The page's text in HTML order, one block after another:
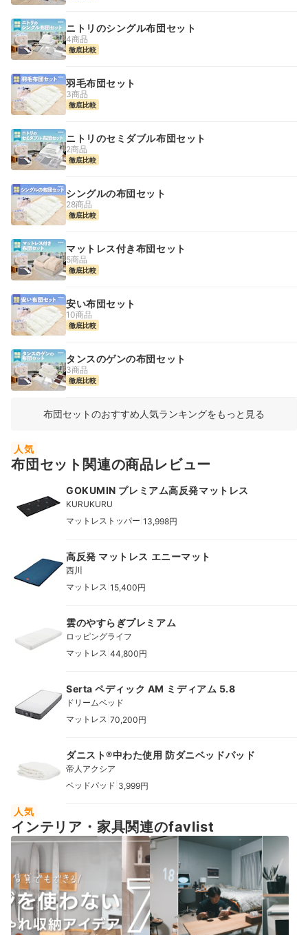
ニトリのシングル布団セット
4商品
徹底比較
羽毛布団セット
3商品
徹底比較
ニトリのセミダブル布団セット
2商品
徹底比較
シングルの布団セット
28商品
徹底比較
マットレス付き布団セット
5商品
徹底比較
安い布団セット
10商品
徹底比較
タンスのゲンの布団セット
3商品
徹底比較
布団セットのおすすめ人気ランキングをもっと見る
人気
布団セット関連の商品レビュー
GOKUMIN プレミアム高反発マットレス
KURUKURU
マットレストッパー 13,998円
高反発 マットレス エニーマット
西川
マットレス 15,400円
雲のやすらぎプレミアム
ロッピングライフ
マットレス 44,800円
Serta ペディック AM ミディアム 5.8
ドリームベッド
マットレス 70,200円
ダニスト®中わた使用 防ダニベッドパッド
帝人アクシア
ベッドパッド 3,999円
人気
インテリア・家具関連のfavlist